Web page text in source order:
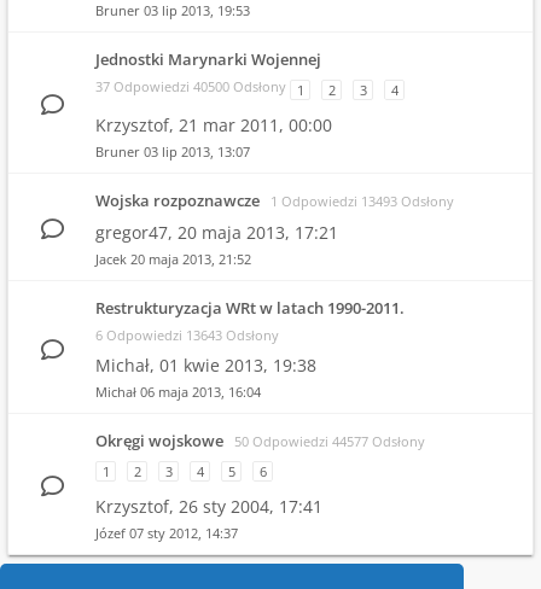
Bruner 03 lip 2013, 19:53
Jednostki Marynarki Wojennej
37 Odpowiedzi 40500 Odsłony 1 2 3 4
Krzysztof, 21 mar 2011, 00:00
Bruner 03 lip 2013, 13:07
Wojska rozpoznawcze 1 Odpowiedzi 13493 Odsłony
gregor47, 20 maja 2013, 17:21
Jacek 20 maja 2013, 21:52
Restrukturyzacja WRt w latach 1990-2011.
6 Odpowiedzi 13643 Odsłony
Michał, 01 kwie 2013, 19:38
Michał 06 maja 2013, 16:04
Okręgi wojskowe
50 Odpowiedzi 44577 Odsłony
1
2 3 4 5 6
Krzysztof, 26 sty 2004, 17:41
Józef 07 sty 2012, 14:37